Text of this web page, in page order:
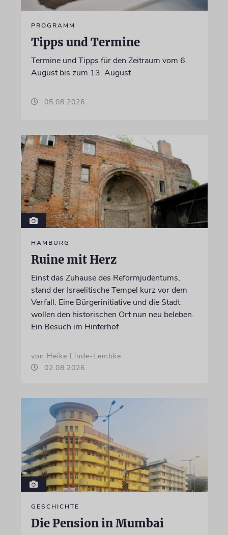
PROGRAMM
Tipps und Termine
Termine und Tipps für den Zeitraum vom 6.
August bis zum 13. August
05.08.2026
HAMBURG
Ruine mit Herz
Einst das Zuhause des Reformjudentums,
stand der Israelitische Tempel kurz vor dem
Verfall. Eine Bürgerinitiative und die Stadt
wollen den historischen Ort nun neu beleben.
Ein Besuch im Hinterhof
von Heike Linde-Lembke
02.08.2026
GESCHICHTE
Die Pension in Mumbai